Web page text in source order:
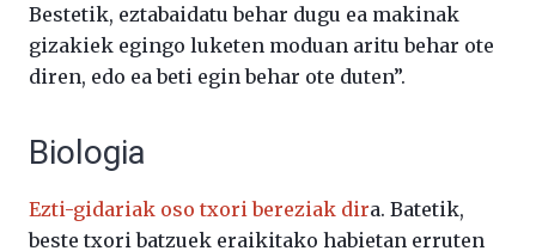
Bestetik, eztabaidatu behar dugu ea makinak
gizakiek egingo luketen moduan aritu behar ote
diren, edo ea beti egin behar ote duten”.
Biologia
Ezti-gidariak oso txori bereziak dira. Batetik,
beste txori batzuek eraikitako habietan erruten